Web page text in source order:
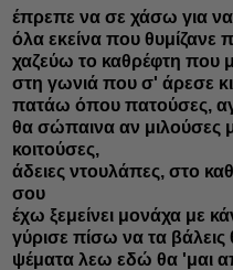
έπρεπε να σε χάσω για
όλα εκείνα που θυμίζανε
χαζεύω το καθρέφτη που
στη γωνιά που σ' άρεσε
πατάω όπου πατούσες,
θα σώπαινα αν μιλούσες
κοιτούσες,
άδειες ντουλάπες, στο
σου
έχω ξεμείνει μονάχα με
γύρισε πίσω να τα βάλεις
ψέματα λεω εδώ θα 'μαι